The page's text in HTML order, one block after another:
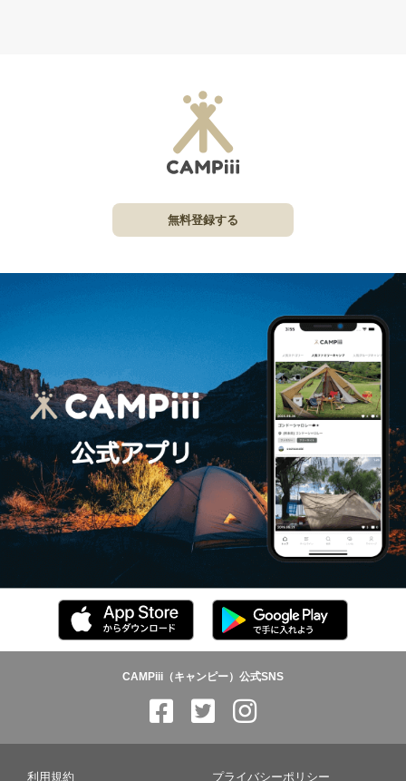
無料登録する
CAMPiii（キャンピー）公式SNS
利用規約 プライバシーポリシー